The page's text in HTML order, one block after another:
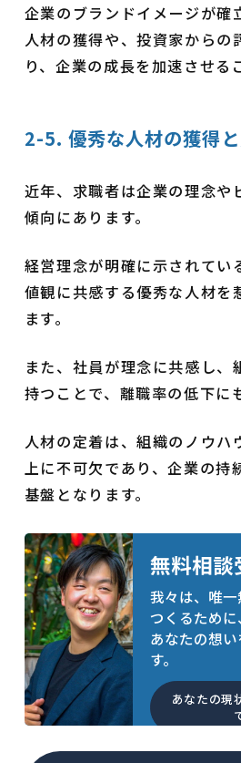
企業のブランドイメージが確
人材の獲得や、投資家からの
り、企業の成長を加速させる
2-5. 優秀な人材の獲得
近年、求職者は企業の理念や
傾向にあります。
経営理念が明確に示されてい
値観に共感する優秀な人材を
ます。
また、社員が理念に共感し、
持つことで、離職率の低下に
人材の定着は、組織のノウハ
上に不可欠であり、企業の持
基盤となります。
無料相談
我々は、唯
つくるために
あなたの想
す。
あなたの現